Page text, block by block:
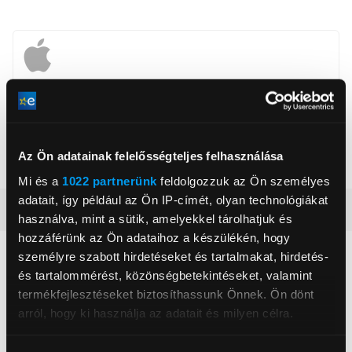
Az Ön adatainak felelősségteljes felhasználása
Mi és a 1022 partnerünk feldolgozzuk az Ön személyes
adatait, így például az Ön IP-címét, olyan technológiákat
használva, mint a sütik, amelyekkel tárolhatjuk és
hozzáférünk az Ön adataihoz a készülékén, hogy
személyre szabott hirdetéseket és tartalmakat, hirdetés-
és tartalommérést, közönségbetekintéseket, valamint
termékfejlesztéseket biztosíthassunk Önnek. Ön dönt
arról, hogy ki használja az adatait és milyen célra.
Apcom Kft
www.apple.com
Szín Homok
Részletes ismertető
Neked ajánljuk